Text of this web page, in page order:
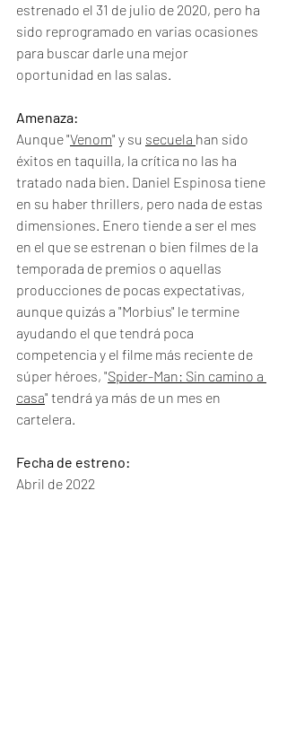
estrenado el 31 de julio de 2020, pero ha
sido reprogramado en varias ocasiones
para buscar darle una mejor
oportunidad en las salas.
Amenaza:
Aunque "Venom" y su secuela han sido
éxitos en taquilla, la crítica no las ha
tratado nada bien. Daniel Espinosa tiene
en su haber thrillers, pero nada de estas
dimensiones. Enero tiende a ser el mes
en el que se estrenan o bien filmes de la
temporada de premios o aquellas
producciones de pocas expectativas,
aunque quizás a "Morbius" le termine
ayudando el que tendrá poca
competencia y el filme más reciente de
súper héroes, "Spider-Man: Sin camino a
casa" tendrá ya más de un mes en
cartelera.
Fecha de estreno:
Abril de 2022